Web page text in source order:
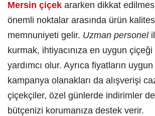
Mersin çiçek ararken dikkat
önemli noktalar arasında ürün
memnuniyeti gelir. Uzman personel
kurmak, ihtiyacınıza en uygun
yardımcı olur. Ayrıca fiyatların
kampanya olanakları da alışverişi
çiçekçiler, özel günlerde indirimler
bütçenizi korumanıza destek verir.